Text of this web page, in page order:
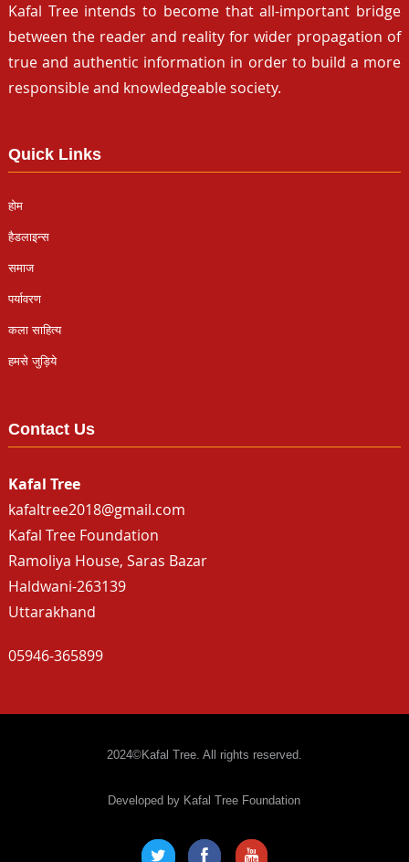
Kafal Tree intends to become that all-important bridge
between the reader and reality for wider propagation of
true and authentic information in order to build a more
responsible and knowledgeable society.
Quick Links
होम
हैडलाइन्स
समाज
पर्यावरण
कला साहित्य
हमसे जुड़िये
Contact Us
Kafal Tree
kafaltree2018@gmail.com
Kafal Tree Foundation
Ramoliya House, Saras Bazar
Haldwani-263139
Uttarakhand
05946-365899
2024©Kafal Tree. All rights reserved.
Developed by Kafal Tree Foundation